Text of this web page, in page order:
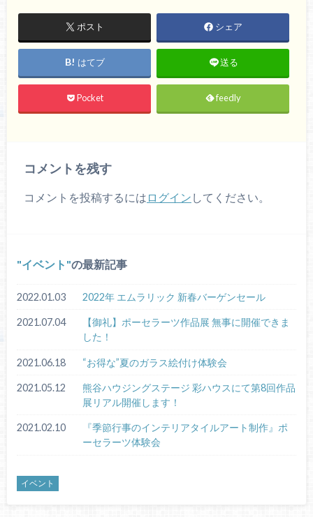
ポスト シェア
はてブ 送る
Pocket feedly
コメントを残す
コメントを投稿するには ログイン してください。
イベント の最新記事
2022.01.03 2022年 エムラリック 新春バーゲンセール
2021.07.04
【御礼】ポーセラーツ作品展 無事に開催できま
した！
2021.06.18 “お得な”夏のガラス絵付け体験会
2021.05.12
熊谷ハウジングステージ 彩ハウスにて第8回作品
展リアル開催します！
2021.02.10
『季節行事のインテリアタイルアート制作』ポ
ーセラーツ体験会
イベント